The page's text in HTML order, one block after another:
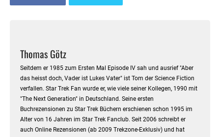
Thomas Götz
Seitdem er 1985 zum Ersten Mal Episode IV sah und ausrief "Aber
das heisst doch, Vader ist Lukes Vater" ist Tom der Science Fiction
verfallen. Star Trek Fan wurde er, wie viele seiner Kollegen, 1990 mit
"The Next Generation" in Deutschland. Seine ersten
Buchrezensionen zu Star Trek Büchern erschienen schon 1995 im
Alter von 16 Jahren im Star Trek Fanclub. Seit 2006 schreibt er
auch Online Rezensionen (ab 2009 Trekzone-Exklusiv) und hat